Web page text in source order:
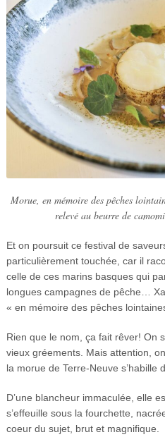
Morue, en mémoire des pêches
relevé au beurre de
Et on poursuit ce festival de
particulièrement touchée, car il
celle de ces marins basques qui
longues campagnes de pêche…
« en mémoire des pêches
Rien que le nom, ça fait rêver! On
vieux gréements. Mais attention,
la morue de Terre-Neuve s’habille
D’une blancheur immaculée, elle
s’effeuille sous la fourchette,
coeur du sujet, brut et magnifique.